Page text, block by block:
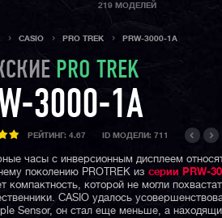
219 МОДЕЛЕЙ
CASIO PRO TREK PRW-3000-1A
PRO TREK
3000-1A
РЕЙТИНГ: 4.67 ID МОДЕЛИ: 711
часы с инверсионным дисплеем
поколению PROTREK из серии PRW-
компактность, которой не могли
CASIO удалось
Sensor, он стал еще меньше, а